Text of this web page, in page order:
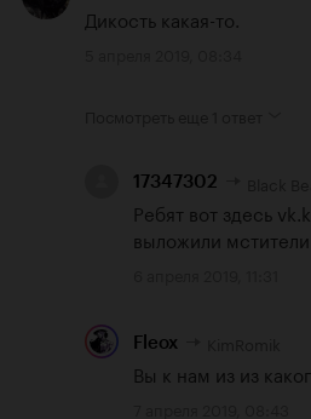
Дикость какая-то.
17347302
Ребят вот здесь
выложили
Fleox
Вы к нам из из